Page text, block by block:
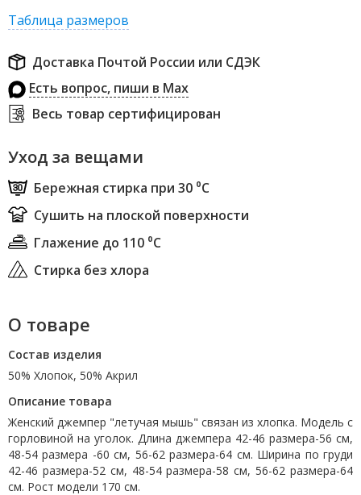
Таблица размеров
Доставка Почтой России или СДЭК
Есть вопрос, пиши в Max
Весь товар сертифицирован
Уход за вещами
Бережная стирка при 30 ⁰С
Сушить на плоской поверхности
Глажение до 110 ⁰С
Стирка без хлора
О товаре
Состав изделия
50% Хлопок, 50% Акрил
Описание товара
Женский джемпер "летучая мышь" связан из хлопка. Модель с
горловиной на уголок. Длина джемпера 42-46 размера-56 см,
48-54 размера -60 см, 56-62 размера-64 см. Ширина по груди
42-46 размера-52 см, 48-54 размера-58 см, 56-62 размера-64
см. Рост модели 170 см.